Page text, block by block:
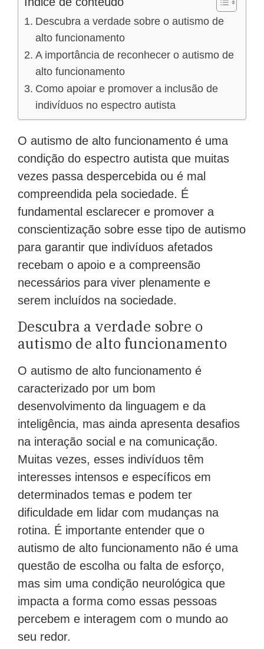
Índice de conteúdo
Descubra a verdade sobre o autismo de
alto funcionamento
A importância de reconhecer o autismo de
alto funcionamento
Como apoiar e promover a inclusão de
indivíduos no espectro autista
O autismo de alto funcionamento é uma
condição do espectro autista que muitas
vezes passa despercebida ou é mal
compreendida pela sociedade. É
fundamental esclarecer e promover a
conscientização sobre esse tipo de autismo
para garantir que indivíduos afetados
recebam o apoio e a compreensão
necessários para viver plenamente e
serem incluídos na sociedade.
Descubra a verdade sobre o
autismo de alto funcionamento
O autismo de alto funcionamento é
caracterizado por um bom
desenvolvimento da linguagem e da
inteligência, mas ainda apresenta desafios
na interação social e na comunicação.
Muitas vezes, esses indivíduos têm
interesses intensos e específicos em
determinados temas e podem ter
dificuldade em lidar com mudanças na
rotina. É importante entender que o
autismo de alto funcionamento não é uma
questão de escolha ou falta de esforço,
mas sim uma condição neurológica que
impacta a forma como essas pessoas
percebem e interagem com o mundo ao
seu redor.